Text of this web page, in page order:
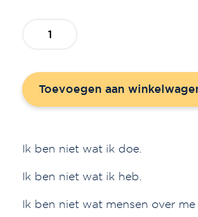
'Credo
bloesem'
aantalToevoegen aan
Ik ben niet wat ik doe.
Ik ben niet wat ik heb.
Ik ben niet wat mensen over